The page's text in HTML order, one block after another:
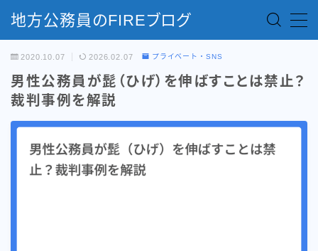
地方公務員のFIREブログ
MENU
お問い合わせ
2020.10.07 2026.02.07 プライベート・SNS
男性公務員が髭（ひげ）を伸ばすことは禁止？
裁判事例を解説